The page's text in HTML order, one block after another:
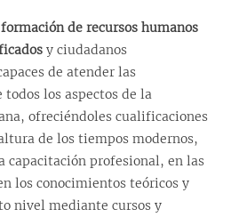
de recursos humanos
y ciudadanos
de atender las
todos los aspectos de la
ofreciéndoles cualificaciones
de los tiempos modernos,
capacitación profesional, en las
los conocimientos teóricos y
nivel mediante cursos y